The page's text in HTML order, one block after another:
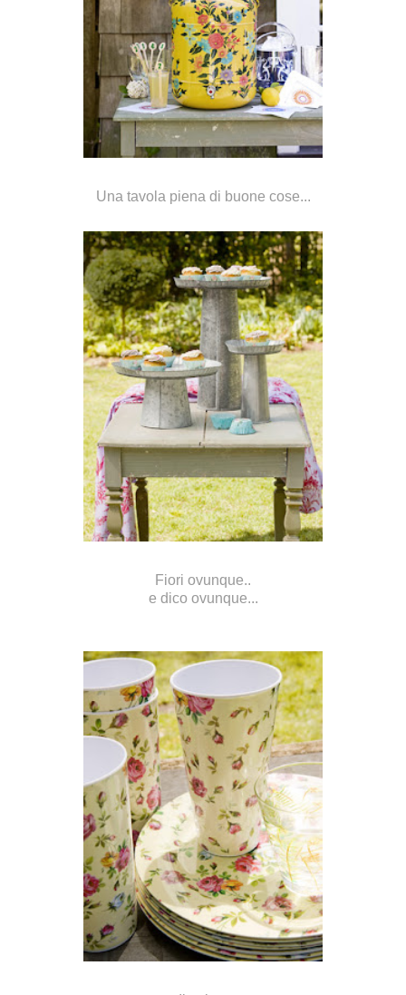
Una tavola piena di buone cose...
Fiori ovunque..
e dico ovunque...